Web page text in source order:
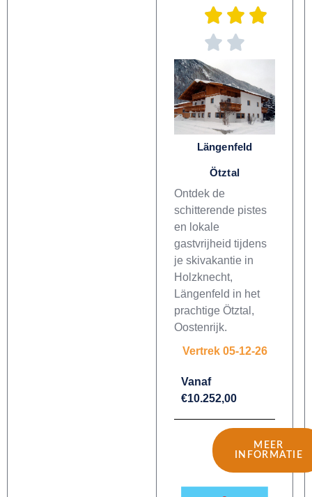
Längenfeld
Ötztal
Ontdek de
schitterende pistes
en lokale
gastvrijheid tijdens
je skivakantie in
Holzknecht,
Längenfeld in het
prachtige Ötztal,
Oostenrijk.
Vertrek 05-12-26
Vanaf
€10.252,00
MEER
INFORMATIE